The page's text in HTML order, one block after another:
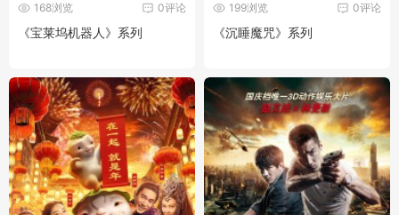
0评论
168浏览
《宝莱坞机器人》系列
0评论
199浏览
《沉睡魔咒》系列